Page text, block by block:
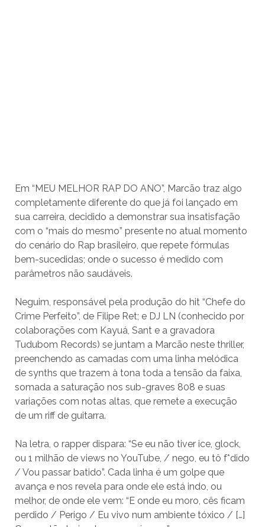
Em “MEU MELHOR RAP DO ANO”, Marcão traz algo
completamente diferente do que já foi lançado em
sua carreira, decidido a demonstrar sua insatisfação
com o “mais do mesmo” presente no atual momento
do cenário do Rap brasileiro, que repete fórmulas
bem-sucedidas; onde o sucesso é medido com
parâmetros não saudáveis.
Neguim, responsável pela produção do hit “Chefe do
Crime Perfeito”, de Filipe Ret; e DJ LN (conhecido por
colaborações com Kayuá, Sant e a gravadora
Tudubom Records) se juntam a Marcão neste thriller,
preenchendo as camadas com uma linha melódica
de synths que trazem à tona toda a tensão da faixa,
somada a saturação nos sub-graves 808 e suas
variações com notas altas, que remete a execução
de um riff de guitarra.
Na letra, o rapper dispara: “Se eu não tiver ice, glock,
ou 1 milhão de views no YouTube, / nego, eu tô f*dido
/ Vou passar batido”. Cada linha é um golpe que
avança e nos revela para onde ele está indo, ou
melhor, de onde ele vem: “E onde eu moro, cês ficam
perdido / Perigo / Eu vivo num ambiente tóxico / […]